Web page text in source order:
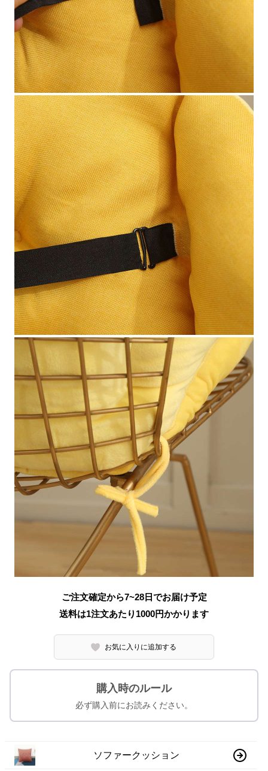
ご注文確定から7~28日でお届け予定
送料は1注文あたり 1000円かかります
お気に入りに追加する
購入時のルール
必ず購入前にお読みください。
ソファークッション